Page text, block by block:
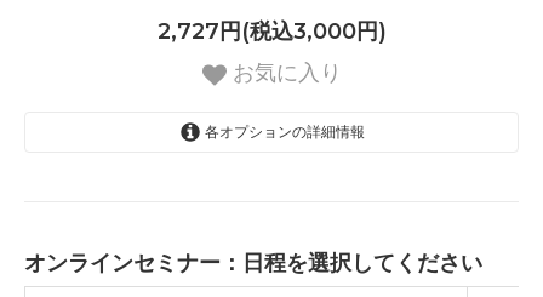
2,727円(税込3,000円)
お気に入り
各オプションの詳細情報
4月16日（水）13時00分～15時00
分
オンラインセミナー：日程を選択してください